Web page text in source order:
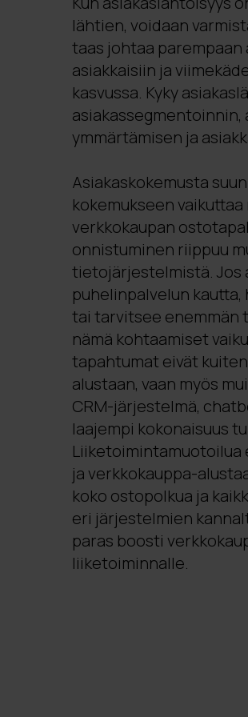
lähtien, voidaan
taas johtaa parempaan
asiakkaisiin ja
kasvussa. Kyky
ymmärtämisen ja
Asiakaskokemusta
kokemukseen
verkkokaupan
onnistuminen riippuu
tietojärjestelmistä. Jos
puhelinpalvelun
tai tarvitsee enemmän
nämä kohtaamiset
tapahtumat eivät
alustaan, vaan myös
CRM-järjestelmä,
laajempi kokonaisuus
Liiketoimintamuotoilua
ja verkkokauppa-
koko ostopolkua ja
eri järjestelmien
paras boosti
liiketoiminnalle.